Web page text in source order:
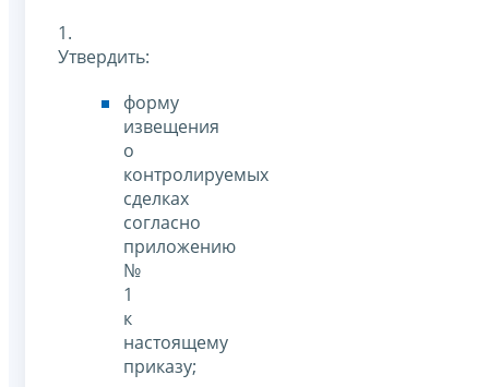
1.
Утвердить:
форму
извещения
о
контролируемых
сделках
согласно
приложению
№
1
к
настоящему
приказу;